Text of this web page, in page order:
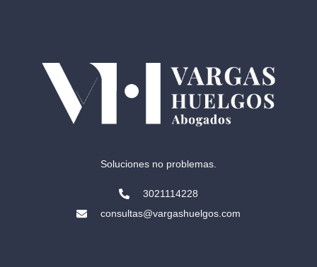
Soluciones no problemas.
3021114228
consultas@vargashuelgos.com